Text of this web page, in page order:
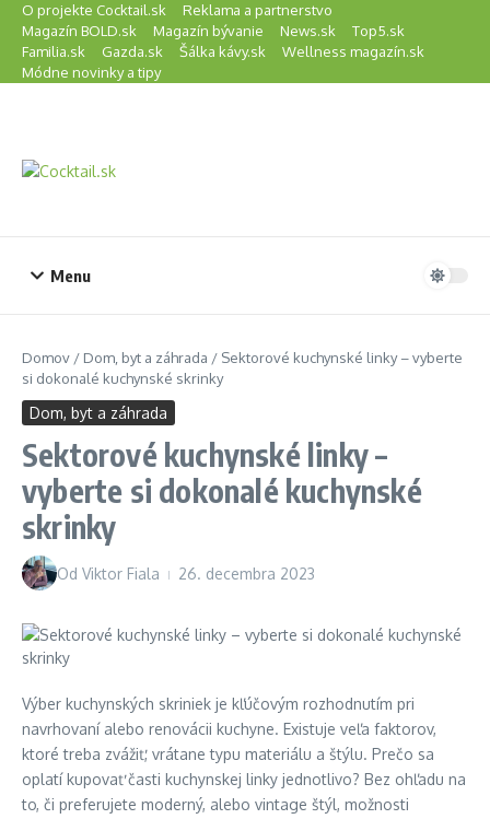
Preskočiť na obsah
O projekte Cocktail.sk
Reklama a partnerstvo
Magazín BOLD.sk
Magazín bývanie News.sk
Top5.sk
Familia.sk
Gazda.sk Šálka kávy.sk
Wellness magazín.sk
Módne novinky a tipy
Menu
Domov / Dom, byt a záhrada / Sektorové kuchynské linky – vyberte
si dokonalé kuchynské skrinky
Dom, byt a záhrada
Sektorové kuchynské linky –
vyberte si dokonalé kuchynské
skrinky
Od Viktor Fiala 26. decembra 2023
Výber kuchynských skriniek je kľúčovým rozhodnutím pri
navrhovaní alebo renovácii kuchyne. Existuje veľa faktorov,
ktoré treba zvážiť, vrátane typu materiálu a štýlu. Prečo sa
oplatí kupovať časti kuchynskej linky jednotlivo? Bez ohľadu na
to, či preferujete moderný, alebo vintage štýl, možnosti